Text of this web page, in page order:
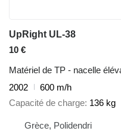
UpRight UL-38
10 €
Matériel de TP - nacelle
2002
600 m/h
Capacité de charge 136 kg
Grèce, Polidendri